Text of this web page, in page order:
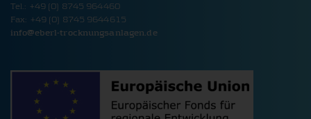
Tel.: +49 (0) 8745 964460
Fax: +49 (0) 8745 9644615
info@eberl-trocknungsanlagen.de
Cookie Consent
Provider:
www.eberl-trocknungsanlagen.de
Cookie duration:
1 an